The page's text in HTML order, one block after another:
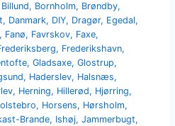
Billund, Bornholm, Brøndby,
, Danmark, DIY, Dragør, Egedal,
, Fanø, Favrskov, Faxe,
, Frederikshavn,
,Gladsaxe,Glostrup,
, Haderslev, Halsnæs,
, Herning, Hillerød, Hjørring,
, Horsens, Hørsholm,
Brande, Ishøj,Jammerbugt,